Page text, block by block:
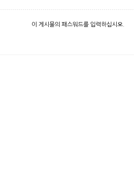
이 게시물의 패스워드를 입력하십시오.